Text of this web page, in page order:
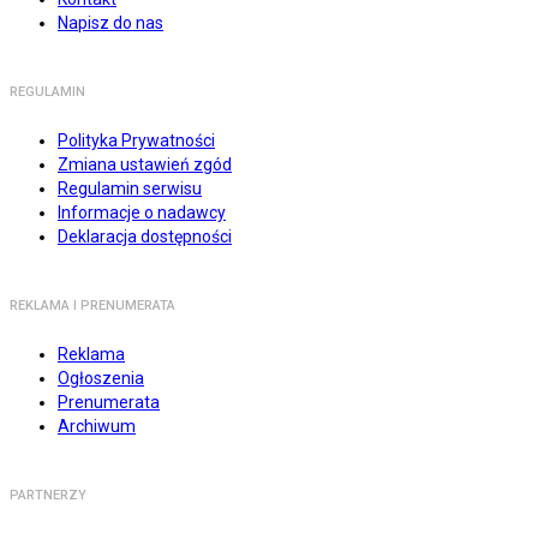
Napisz do nas
REGULAMIN
Polityka Prywatności
Zmiana ustawień zgód
Regulamin serwisu
Informacje o nadawcy
Deklaracja dostępności
REKLAMA I PRENUMERATA
Reklama
Ogłoszenia
Prenumerata
Archiwum
PARTNERZY